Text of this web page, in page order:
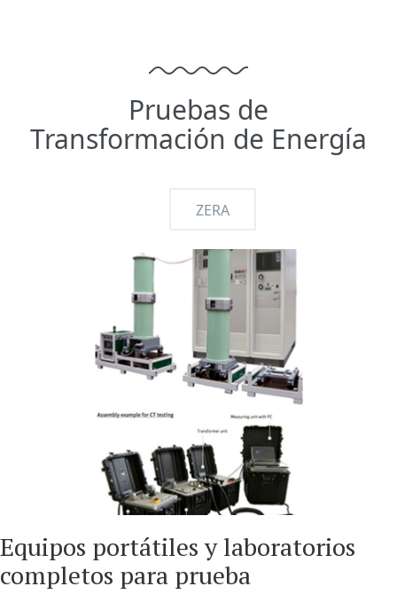
Pruebas de
Transformación de Energía
ZERA
Equipos portátiles y laboratorios
completos para prueba